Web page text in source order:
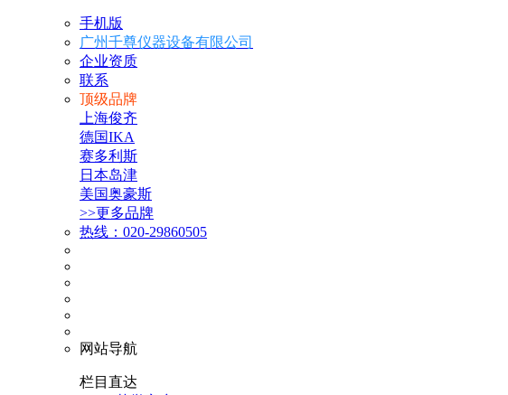
手机版
广州千尊仪器设备有限公司
企业资质
联系
顶级品牌
上海俊齐
德国IKA
赛多利斯
日本岛津
美国奥豪斯
>>更多品牌
热线：020-29860505
网站导航
栏目直达